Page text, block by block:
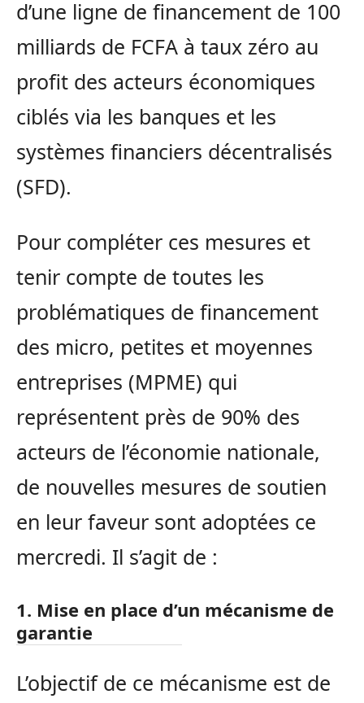
d’une ligne de financement de 100
milliards de FCFA à taux zéro au
profit des acteurs économiques
ciblés via les banques et les
systèmes financiers décentralisés
(SFD).
Pour compléter ces mesures et
tenir compte de toutes les
problématiques de financement
des micro, petites et moyennes
entreprises (MPME) qui
représentent près de 90% des
acteurs de l’économie nationale,
de nouvelles mesures de soutien
en leur faveur sont adoptées ce
mercredi. Il s’agit de :
1. Mise en place d’un mécanisme de
garantie
L’objectif de ce mécanisme est de